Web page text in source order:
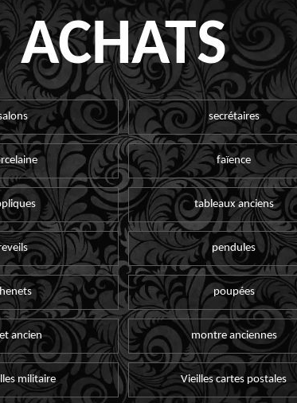
ACHATS
secrétaires
faïence
tableaux anciens
pendules
poupées
ancien montre anciennes
militaire Vieilles cartes postales